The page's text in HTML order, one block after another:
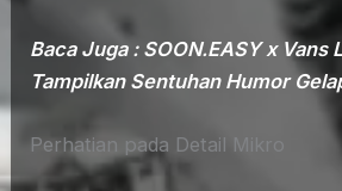
Baca Juga : SOON.EASY x
Tampilkan Sentuhan Humor
Perhatian pada Detail Mikro